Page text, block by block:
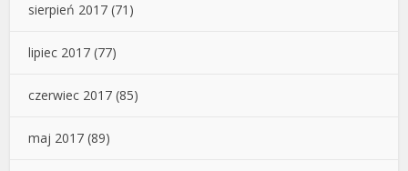
sierpień 2017 (71)
lipiec 2017 (77)
czerwiec 2017 (85)
maj 2017 (89)